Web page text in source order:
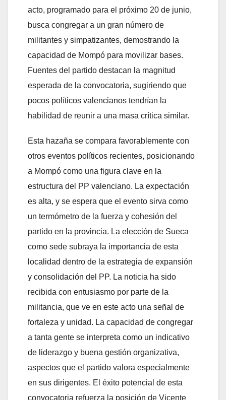
acto, programado para el próximo 20 de junio,
busca congregar a un gran número de
militantes y simpatizantes, demostrando la
capacidad de Mompó para movilizar bases.
Fuentes del partido destacan la magnitud
esperada de la convocatoria, sugiriendo que
pocos políticos valencianos tendrían la
habilidad de reunir a una masa crítica similar.
Esta hazaña se compara favorablemente con
otros eventos políticos recientes, posicionando
a Mompó como una figura clave en la
estructura del PP valenciano. La expectación
es alta, y se espera que el evento sirva como
un termómetro de la fuerza y cohesión del
partido en la provincia. La elección de Sueca
como sede subraya la importancia de esta
localidad dentro de la estrategia de expansión
y consolidación del PP. La noticia ha sido
recibida con entusiasmo por parte de la
militancia, que ve en este acto una señal de
fortaleza y unidad. La capacidad de congregar
a tanta gente se interpreta como un indicativo
de liderazgo y buena gestión organizativa,
aspectos que el partido valora especialmente
en sus dirigentes. El éxito potencial de esta
convocatoria refuerza la posición de Vicente